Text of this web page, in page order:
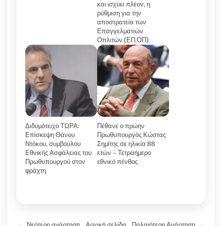
και ισχύει πλέον, η
ρύθμιση για την
αποστρατεία των
Επαγγελματιών
Οπλιτών (ΕΠ.ΟΠ)
Διδυμότειχο ΤΩΡΑ:
Επίσκεψη Θάνου
Ντόκου, συμβούλου
Εθνικής Ασφάλειας του
Πρωθυπουργού στον
φράχτη
Πέθανε ο πρώην
Πρωθυπουργός Κώστας
Σημίτης σε ηλικία 88
ετών – Τετραήμερο
εθνικό πένθος